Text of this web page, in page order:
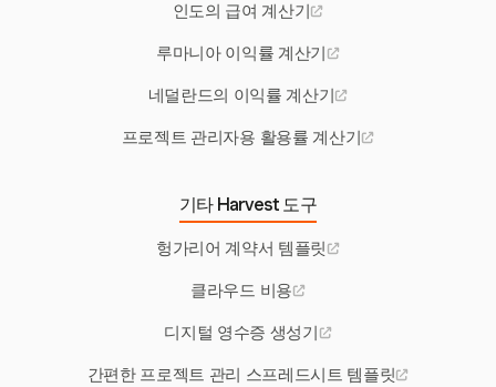
인도의 급여 계산기
루마니아 이익률 계산기
네덜란드의 이익률 계산기
프로젝트 관리자용 활용률 계산기
기타 Harvest 도구
헝가리어 계약서 템플릿
클라우드 비용
디지털 영수증 생성기
간편한 프로젝트 관리 스프레드시트 템플릿